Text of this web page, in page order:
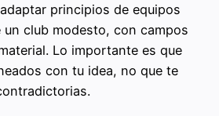
principios de equipos
club modesto, con campos
Lo importante es que
con tu idea, no que te